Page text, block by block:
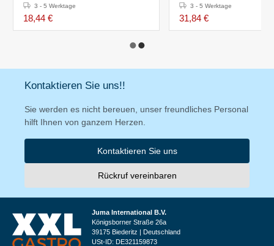
3 - 5 Werktage
18,44 €
3 - 5 Werktage
31,84 €
Kontaktieren Sie uns!!
Sie werden es nicht bereuen, unser freundliches Personal
hilft Ihnen von ganzem Herzen.
Kontaktieren Sie uns
Rückruf vereinbaren
Juma International B.V.
Königsborner Straße 26a
39175 Biederitz | Deutschland
USt-ID: DE321159873